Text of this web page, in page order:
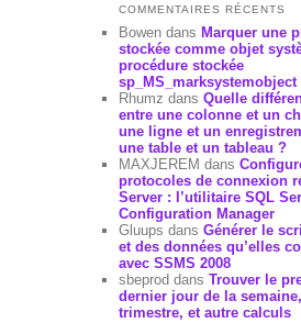
COMMENTAIRES RÉCENTS
Bowendans Marquer une
stockée comme objet
procédure stockée
sp_MS_marksystemobject
Rhumz dans Quelle
entre une colonne et un
une ligne et un
une table et un tableau ?
MAXJEREM dans
protocoles de connexion
Server : l’utilitaire SQL
Configuration Manager
Gluups dans Générer le
et des données qu’elles
avec SSMS 2008
sbeprod dans Trouver le
dernier jour de la
trimestre, et autre calculs